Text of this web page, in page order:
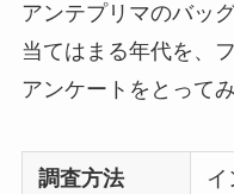
アンテプリマのバッ
当てはまる年代を、
アンケートをとってみ
調査方法